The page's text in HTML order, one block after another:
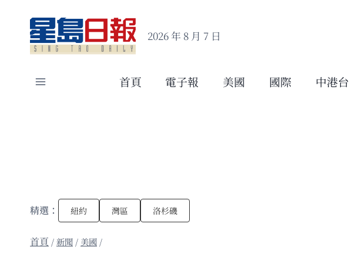
content
2026 年 8 月 7 日
首頁 電子報 美國 國際 中港台
精選： 紐約 灣區 洛杉磯
/新聞 / 美國 /